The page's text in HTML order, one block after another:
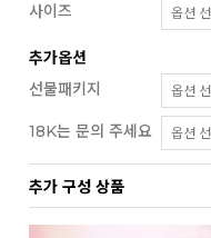
사이즈
추가옵션
선물패키지
18K는 문의 주세요
추가 구성 상품